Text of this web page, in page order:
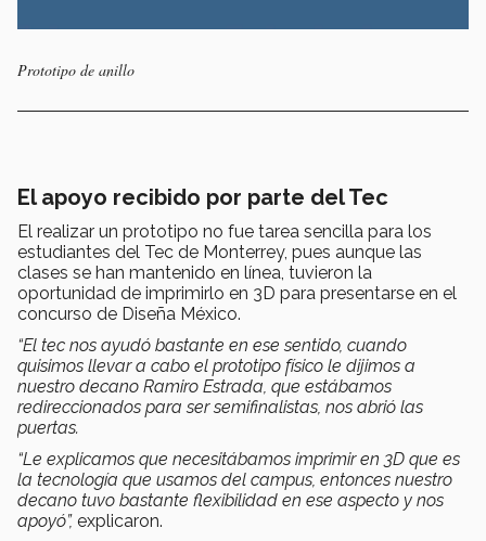
Prototipo de anillo
El apoyo recibido por parte del Tec
El realizar un prototipo no fue tarea sencilla para los
estudiantes del Tec de Monterrey, pues aunque las
clases se han mantenido en línea, tuvieron la
oportunidad de imprimirlo en 3D para presentarse en el
concurso de Diseña México.
“El tec nos ayudó bastante en ese sentido, cuando
quisimos llevar a cabo el prototipo físico le dijimos a
nuestro decano Ramiro Estrada, que estábamos
redireccionados para ser semifinalistas, nos abrió las
puertas.
“Le explicamos que necesitábamos imprimir en 3D que es
la tecnología que usamos del campus, entonces nuestro
decano tuvo bastante flexibilidad en ese aspecto y nos
apoyó”, explicaron.